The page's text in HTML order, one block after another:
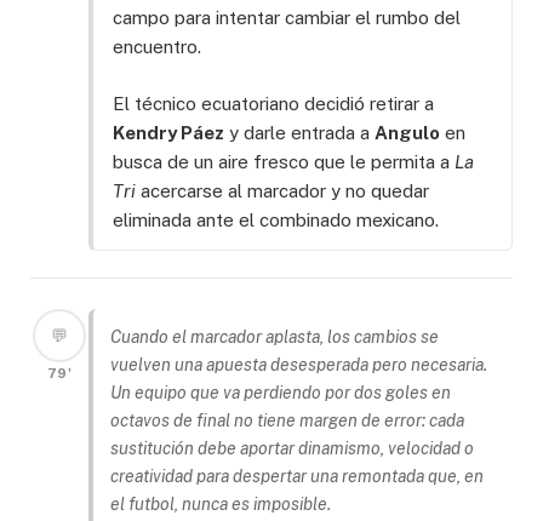
campo para intentar cambiar el rumbo del
encuentro.
El técnico ecuatoriano decidió retirar a
Kendry Páez y darle entrada a Angulo en
busca de un aire fresco que le permita a La
Tri acercarse al marcador y no quedar
eliminada ante el combinado mexicano.
💬
79'
Cuando el marcador aplasta, los cambios se
vuelven una apuesta desesperada pero necesaria.
Un equipo que va perdiendo por dos goles en
octavos de final no tiene margen de error: cada
sustitución debe aportar dinamismo, velocidad o
creatividad para despertar una remontada que, en
el futbol, nunca es imposible.